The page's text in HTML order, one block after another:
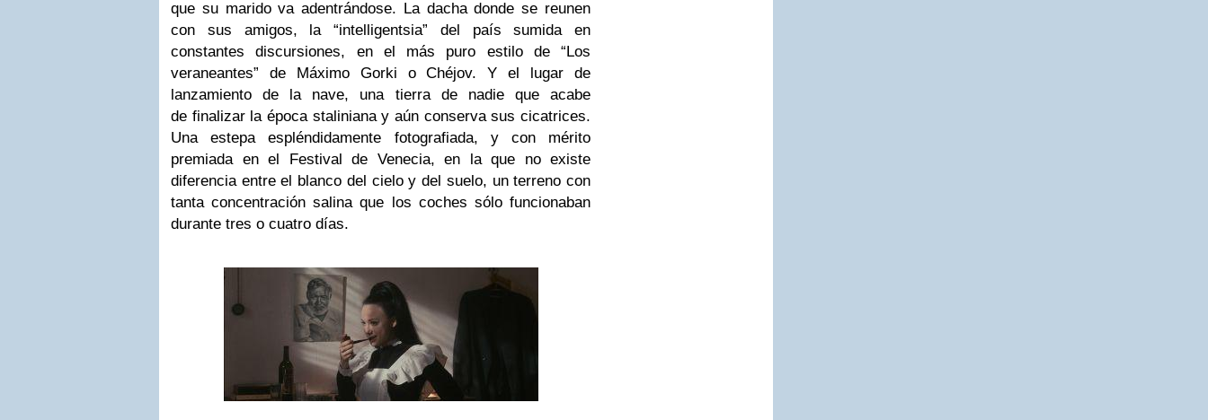
que su marido va adentrándose. La dacha donde se reunen
con sus amigos, la “intelligentsia” del país sumida en
constantes discursiones, en el más puro estilo de “Los
veraneantes” de Máximo Gorki o Chéjov. Y el lugar de
lanzamiento de la nave, una tierra de nadie que acabe
de finalizar la época staliniana y aún conserva sus cicatrices.
Una estepa espléndidamente fotografiada, y con mérito
premiada en el Festival de Venecia, en la que no existe
diferencia entre el blanco del cielo y del suelo, un terreno con
tanta concentración salina que los coches sólo funcionaban
durante tres o cuatro días.